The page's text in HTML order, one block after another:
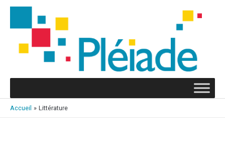
Aller
contenu
Accueil Littérature